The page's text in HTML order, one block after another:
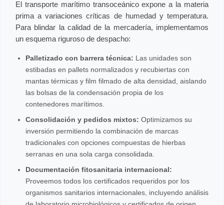
El transporte marítimo transoceánico expone a la materia
prima a variaciones críticas de humedad y temperatura.
Para blindar la calidad de la mercadería, implementamos
un esquema riguroso de despacho:
Palletizado con barrera técnica: Las unidades son
estibadas en pallets normalizados y recubiertas con
mantas térmicas y film filmado de alta densidad, aislando
las bolsas de la condensación propia de los
contenedores marítimos.
Consolidación y pedidos mixtos: Optimizamos su
inversión permitiendo la combinación de marcas
tradicionales con opciones compuestas de hierbas
serranas en una sola carga consolidada.
Documentación fitosanitaria internacional:
Proveemos todos los certificados requeridos por los
organismos sanitarios internacionales, incluyendo análisis